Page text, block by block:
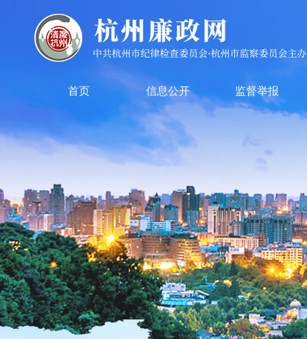
首页 信息公开 监督举报